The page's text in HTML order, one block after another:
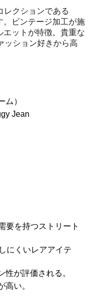
レクションである
。ビンテージ加工が施
エットが特徴。貴重な
ッション好きから高
ム）
Jean
要を持つストリート
にくいレアアイテ
性が評価される。
高い。